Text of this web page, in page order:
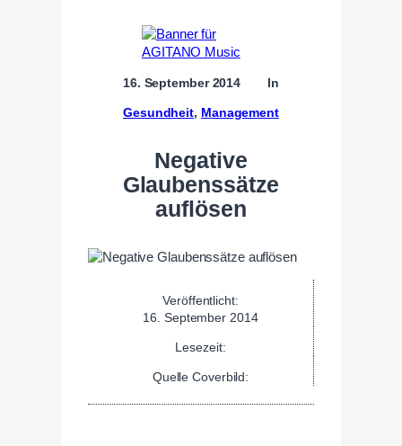
16. September 2014 In
Gesundheit, Management
Negative
Glaubenssätze
auflösen
Veröffentlicht:
16. September 2014
Lesezeit:
Quelle Coverbild: